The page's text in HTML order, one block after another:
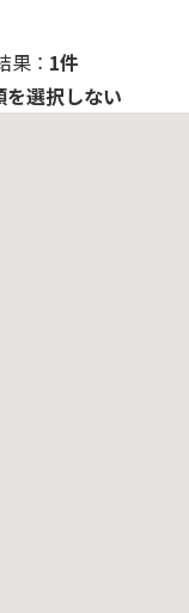
： 1件
選択しない